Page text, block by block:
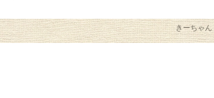
きーちゃん